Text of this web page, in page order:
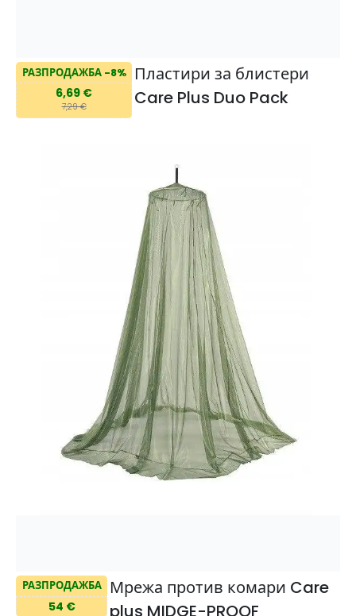
РАЗПРОДАЖБА -8%
6,69 €
7,29 €
Пластири за блистери
Care Plus Duo Pack
РАЗПРОДАЖБА
54 €
Мрежа против комари Care
plus MIDGE-PROOF